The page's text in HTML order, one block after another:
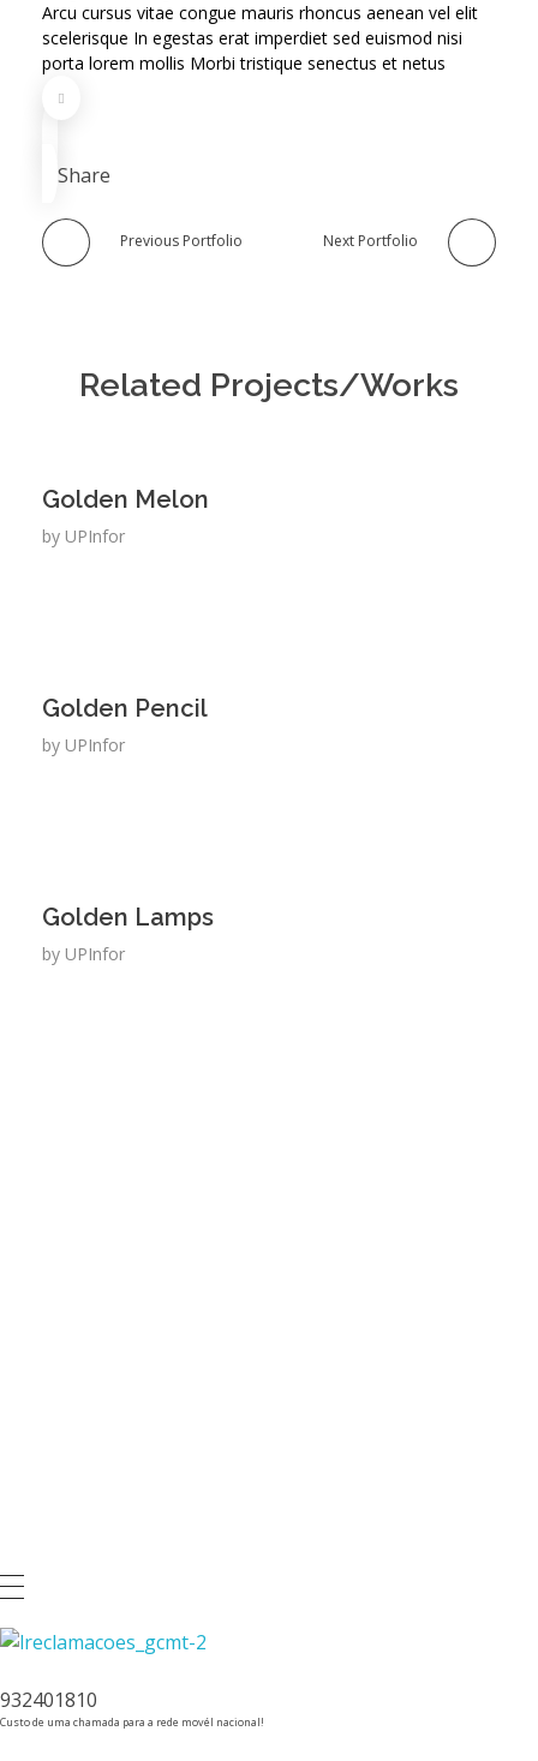
Arcu cursus vitae congue mauris rhoncus aenean vel elit
scelerisque In egestas erat imperdiet sed euismod nisi
porta lorem mollis Morbi tristique senectus et netus
Share
Previous Portfolio Next Portfolio
Related Projects/Works
Golden Melon
by UPInfor
Golden Pencil
by UPInfor
Golden Lamps
by UPInfor
932401810
Custo de uma chamada para a rede movél nacional!